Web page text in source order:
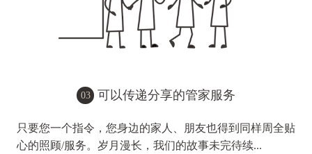
03 可以传递分享的管家服务
只要您一个指令，您身边的家人、朋友也得到同样周全贴
心的照顾/服务。岁月漫长，我们的故事未完待续...